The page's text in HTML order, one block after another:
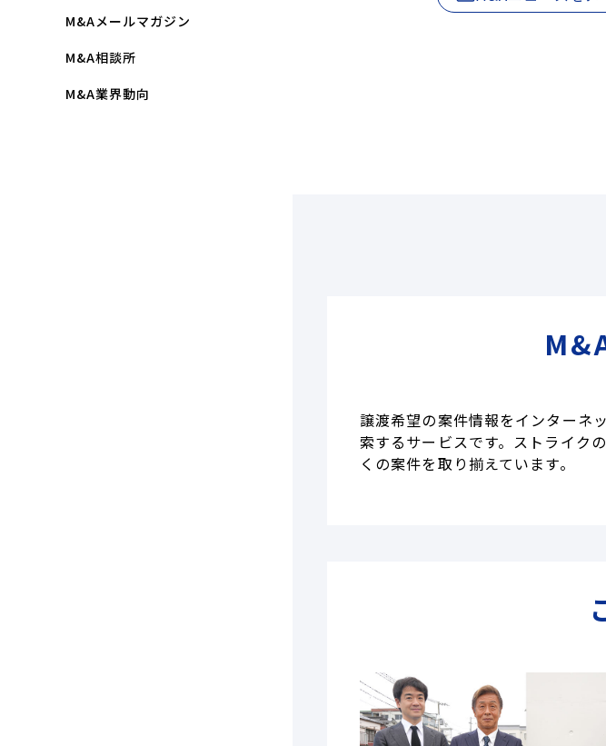
資本業務提携
ン)の算定方法
純資産法(コストアプローチ)
法人)
M&Aにおける節税(役職退職金
スキーム)
赤字・債務超過会社の買収制限
M&Aメールマガジン
M&A相談所
M&A業界動向
譲渡希望の案件情報をインターネ
索するサービスです。ストライク
くの案件を取り揃えています。